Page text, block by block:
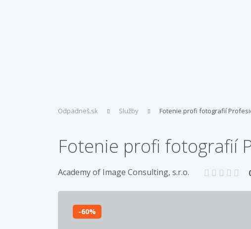
Odpadneš.sk Služby Fotenie profi fotografií
Fotenie profi fotografií
Academy of Image Consulting, s.r.o.
60